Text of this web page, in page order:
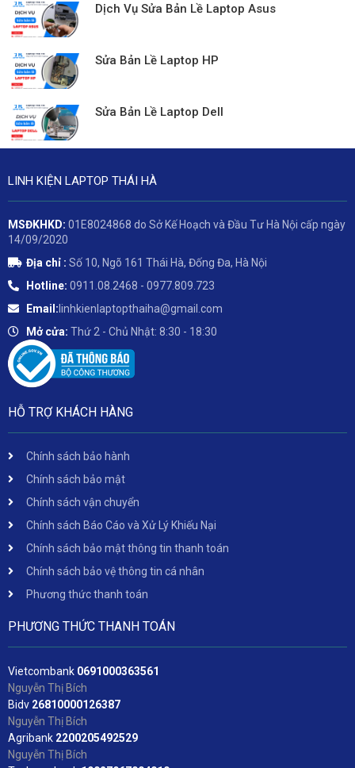
Dịch Vụ Sửa Bản Lề Laptop Asus
Sửa Bản Lề Laptop HP
Sửa Bản Lề Laptop Dell
LINH KIỆN LAPTOP THÁI HÀ
MSĐKHKD: 01E8024868 do Sở Kế Hoạch và Đầu Tư Hà Nội cấp ngày
14/09/2020
Địa chỉ : Số 10, Ngõ 161 Thái Hà, Đống Đa, Hà Nội
Hotline: 0911.08.2468 - 0977.809.723
Email: linhkienlaptopthaiha@gmail.com
Mở cửa: Thứ 2 - Chủ Nhật: 8:30 - 18:30
HỖ TRỢ KHÁCH HÀNG
Chính sách bảo hành
Chính sách bảo mật
Chính sách vận chuyển
Chính sách Báo Cáo và Xử Lý Khiếu Nại
Chính sách bảo mật thông tin thanh toán
Chính sách bảo vệ thông tin cá nhân
Phương thức thanh toán
PHƯƠNG THỨC THANH TOÁN
Vietcombank 0691000363561
Nguyễn Thị Bích
Bidv 26810000126387
Nguyễn Thị Bích
Agribank 2200205492529
Nguyễn Thị Bích